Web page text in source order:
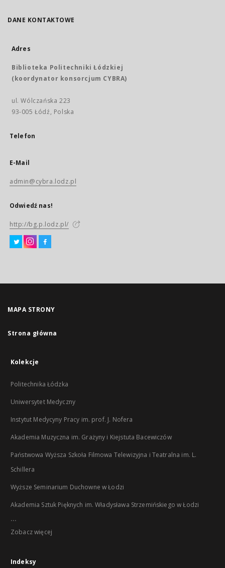
DANE KONTAKTOWE
Adres
Biblioteka Politechniki Łódzkiej
(koordynator konsorcjum CYBRA)
ul. Wólczańska 223
93-005 Łódź, Polska
Telefon
E-Mail
admin@cybra.lodz.pl
Odwiedź nas!
http://bg.p.lodz.pl/
MAPA STRONY
Strona główna
Kolekcje
Politechnika Łódzka
Uniwersytet Medyczny
Instytut Medycyny Pracy im. prof. J. Nofera
Akademia Muzyczna im. Grażyny i Kiejstuta Bacewiczów
Państwowa Wyższa Szkoła Filmowa Telewizyjna i Teatralna im. L.
Schillera
Wyższe Seminarium Duchowne w Łodzi
Akademia Sztuk Pięknych im. Władysława Strzemińskiego w Łodzi
...
Zobacz więcej
Indeksy